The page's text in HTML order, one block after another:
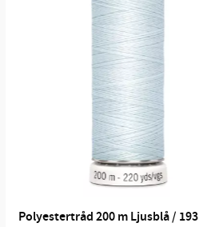
Polyestertråd 200 m Ljusblå / 193